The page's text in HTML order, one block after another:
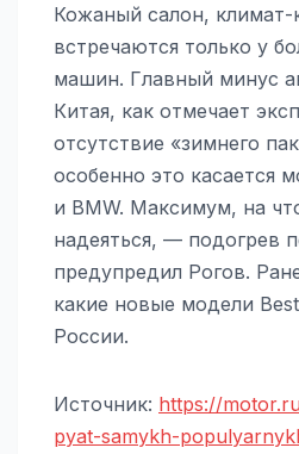
Кожаный салон,
встречаются только у
машин. Главный минус
Китая, как отмечает
отсутствие «зимнего
особенно это касается
и BMW. Максимум, на
надеяться, — подогрев
предупредил Рогов.
какие новые модели
России.
Источник: https://
pyat-samykh-